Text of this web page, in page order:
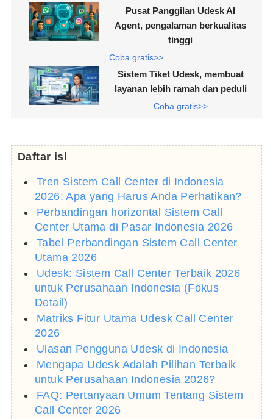
Pusat Panggilan Udesk AI
Agent, pengalaman berkualitas
tinggi
Coba gratis>>
Sistem Tiket Udesk, membuat
layanan lebih ramah dan peduli
Coba gratis>>
Daftar isi
Tren Sistem Call Center di Indonesia
2026: Apa yang Harus Anda Perhatikan?
Perbandingan horizontal Sistem Call
Center Utama di Pasar Indonesia 2026
Tabel Perbandingan Sistem Call Center
Utama 2026
Udesk: Sistem Call Center Terbaik 2026
untuk Perusahaan Indonesia (Fokus
Detail)
Matriks Fitur Utama Udesk Call Center
2026
Ulasan Pengguna Udesk di Indonesia
Mengapa Udesk Adalah Pilihan Terbaik
untuk Perusahaan Indonesia 2026?
FAQ: Pertanyaan Umum Tentang Sistem
Call Center 2026